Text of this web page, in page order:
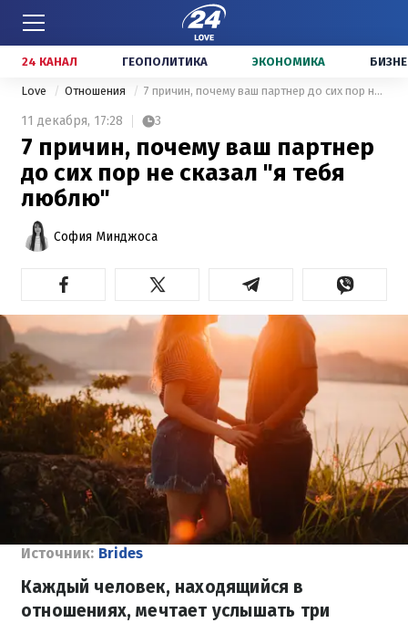
24 КАНАЛ ГЕОПОЛИТИКА ЭКОНОМИКА
Love Отношения 7 причин, почему ваш партнер до сих пор не сказал "я тебя люблю"
11 декабря, 17:28 3
7 причин, почему ваш партнер
до сих пор не сказал "я тебя
люблю"
София Минджоса
Источник: Brides
Каждый человек, находящийся в
отношениях, мечтает услышать три